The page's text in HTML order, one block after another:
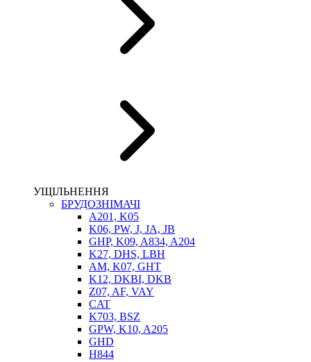
ГІДРОРОЗПОДІЛЬНИКИ
ГІДРОАКУМУЛЯТОРИ ТА КОМПЛЕКТУЮЧІ
ГІДРОФІКАЦІЯ ТЯГАЧІВ
КОНТРОЛЬНО-ВИМІРЮВАЛЬНА АПАРАТУРА
ВТУЛКИ
УЩІЛЬНЕННЯ
БРУДОЗНІМАЧІ
A201, K05
K06, PW, J, JA, JB
GHP, K09, A834, A204
K27, DHS, LBH
AM, K07, GHT
K12, DKBI, DKB
Z07, AF, VAY
CAT
K703, BSZ
GPW, K10, A205
GHD
H844